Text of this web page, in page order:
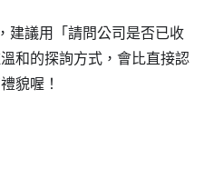
建議用「請問公司是否已收
和的探詢方式，會比直接認
貌喔！